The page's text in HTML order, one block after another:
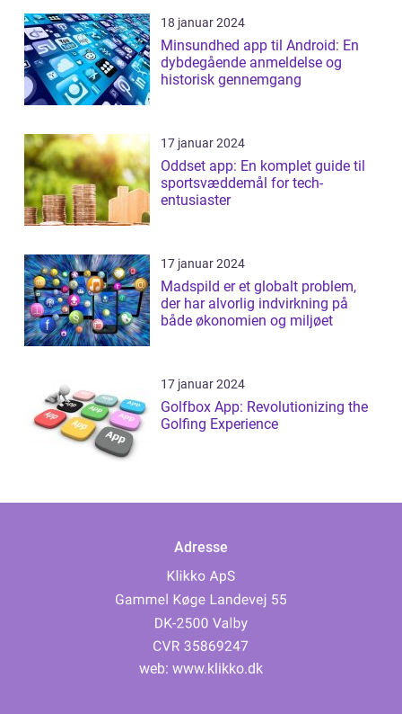
18 januar 2024
Minsundhed app til Android: En
dybdegående anmeldelse og
historisk gennemgang
17 januar 2024
Oddset app: En komplet guide til
sportsvæddemål for tech-
entusiaster
17 januar 2024
Madspild er et globalt problem,
der har alvorlig indvirkning på
både økonomien og miljøet
17 januar 2024
Golfbox App: Revolutionizing the
Golfing Experience
Adresse
web: www.klikko.dk